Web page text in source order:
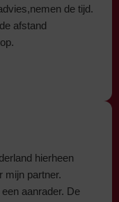
de tijd.
afstand
hierheen
mijn partner.
aanrader. De